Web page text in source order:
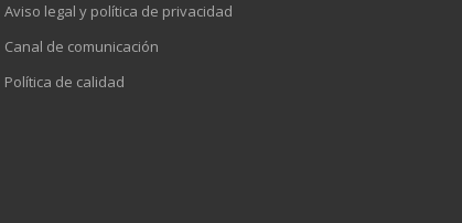
Aviso legal y política de privacidad
Canal de comunicación
Política de calidad